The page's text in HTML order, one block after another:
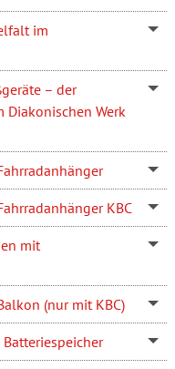
im
– der
Werk
KBC
mit
(nur mit KBC)